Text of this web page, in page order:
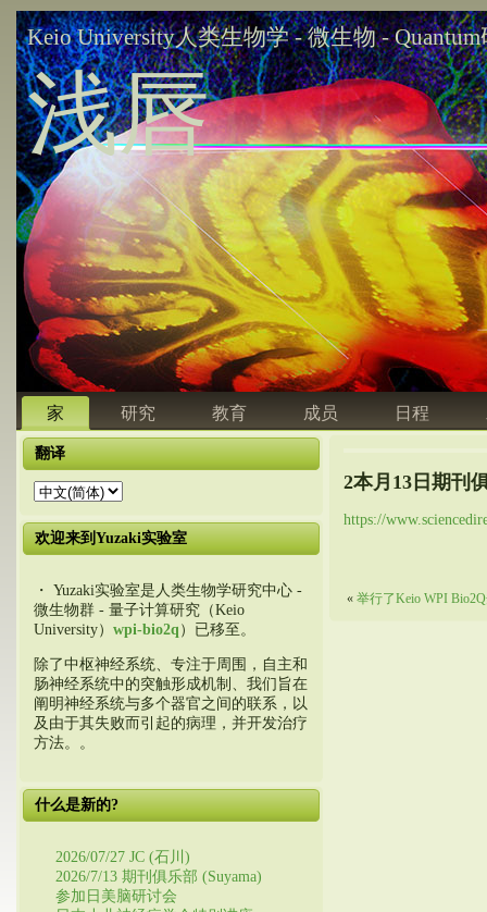
Keio University人类生物学 - 微生物 -
浅唇
家 研究 教育 成员 日程
翻译
欢迎来到Yuzaki实验室
・ Yuzaki实验室是人类生物学研究中心 -
微生物群 - 量子计算研究（Keio
University） wpi-bio2q ）已移至。
除了中枢神经系统、专注于周围，自主和
肠神经系统中的突触形成机制、我们旨在
阐明神经系统与多个器官之间的联系，以
及由于其失败而引起的病理，并开发治疗
方法。。
什么是新的?
2026/07/27 JC (石川)
2026/7/13 期刊俱乐部 (Suyama)
参加日美脑研讨会
2本月13日期刊
https://
« 举行了Keio WPI